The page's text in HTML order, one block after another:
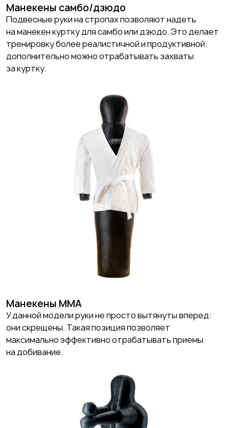
Манекены самбо/дзюдо
Подвесные руки на стропах позволяют надеть
на манекен куртку для самбо или дзюдо. Это делает
тренировку более реалистичной и продуктивной:
дополнительно можно отрабатывать захваты
за куртку.
Манекены ММА
У данной модели руки не просто вытянуты вперед:
они скрещены. Такая позиция позволяет
максимально эффективно отрабатывать приемы
на добивание.